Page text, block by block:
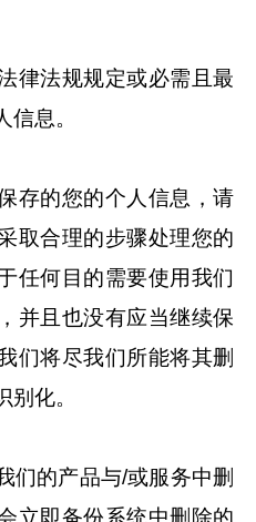
律法规规定或必需且最
息。
存的您的个人信息，请
取合理的步骤处理您的
任何目的需要使用我们
并且也没有应当继续保
们将尽我们所能将其删
化。
们的产品与/或服务中删
立即备份系统中删除的